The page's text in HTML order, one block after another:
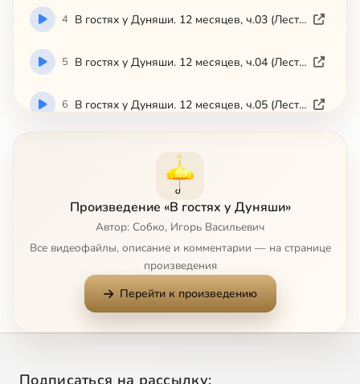
4 В гостях у Дуняши. 12 месяцев, ч.03 (Лествица)
5 В гостях у Дуняши. 12 месяцев, ч.04 (Лествица)
6 В гостях у Дуняши. 12 месяцев, ч.05 (Лествица)
Произведение «В гостях у Дуняши»
Автор: Собко, Игорь Васильевич
Все видеофайлы, описание и комментарии — на странице
произведения
Перейти к произведению